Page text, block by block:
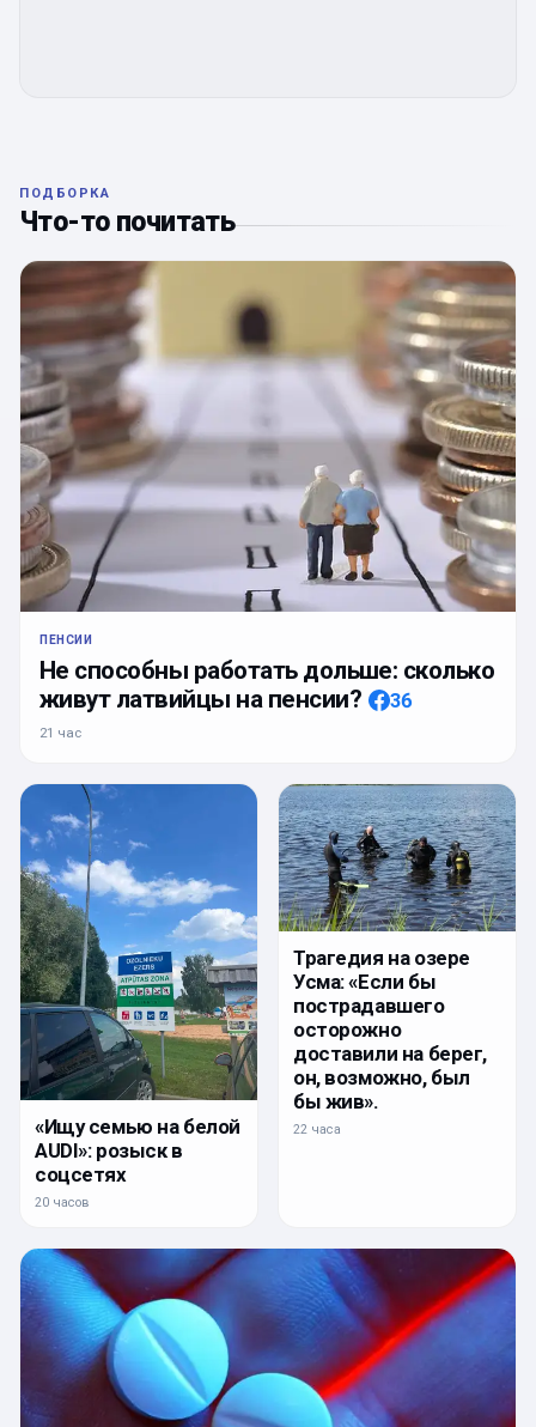
ПОДБОРКА
Что-то почитать
ПЕНСИИ
Не способны работать дольше: сколько
живут латвийцы на пенсии?
36
21 час
«Ищу семью на белой
AUDI»: розыск в
соцсетях
20 часов
Трагедия на озере
Усма: «Если бы
пострадавшего
осторожно
доставили на берег,
он, возможно, был
бы жив».
22 часа